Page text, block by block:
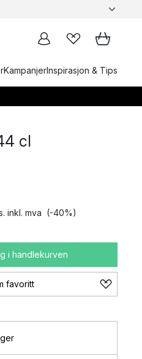
KampanjerInspirasjon & Tips
cl
inkl. mva (-40%)
i handlekurven
favoritt